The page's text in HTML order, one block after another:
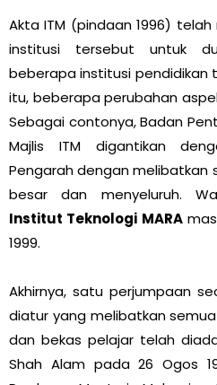
Akta ITM (pindaan 1996)
institusi tersebut untuk
beberapa institusi pendidikan
itu, beberapa perubahan
Sebagai contonya, Badan
Majlis ITM digantikan
Pengarah dengan melibatkan
besar dan menyeluruh.
Institut Teknologi MARA
1999.
Akhirnya, satu perjumpaan
diatur yang melibatkan
dan bekas pelajar telah
Shah Alam pada 26 Ogos